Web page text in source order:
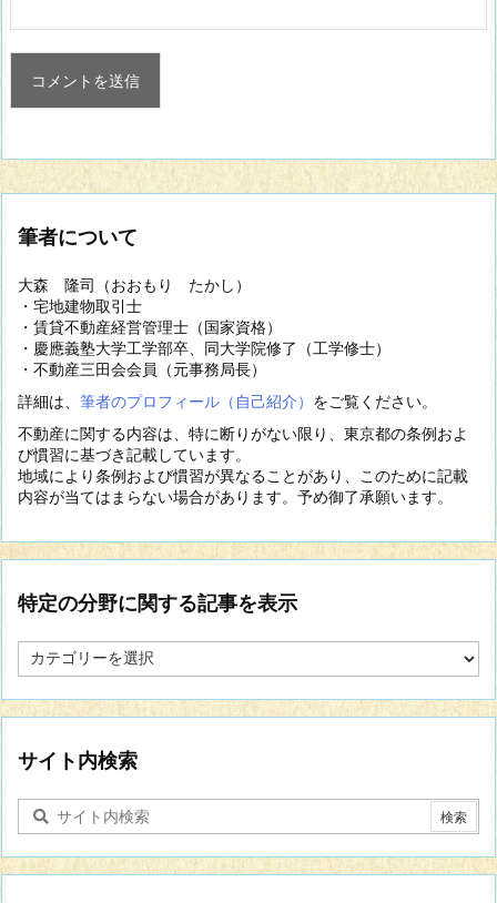
筆者について
大森 隆司（おおもり たかし）
・宅地建物取引士
・賃貸不動産経営管理士（国家資格）
・慶應義塾大学工学部卒、同大学院修了（工学修士）
・不動産三田会会員（元事務局長）
詳細は、 筆者のプロフィール（自己紹介） をご覧ください。
不動産に関する内容は、特に断りがない限り、東京都の条例およ
び慣習に基づき記載しています。
地域により条例および慣習が異なることがあり、このために記載
内容が当てはまらない場合があります。予め御了承願います。
特定の分野に関する記事を表示
定
分
に
関
す
記
事
を
サイト内検索